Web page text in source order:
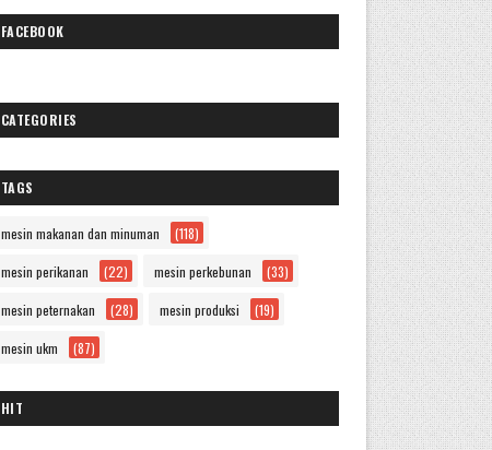
FACEBOOK
CATEGORIES
TAGS
mesin makanan dan minuman (118)
mesin perikanan (22) mesin perkebunan (33)
mesin peternakan (28) mesin produksi (19)
mesin ukm (87)
HIT